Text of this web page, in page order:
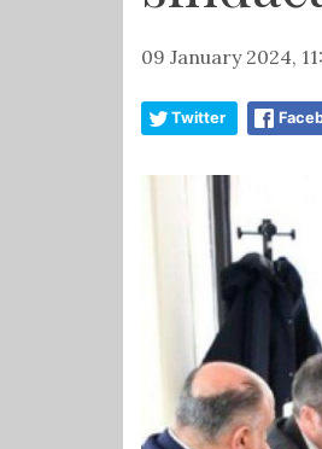
09 January 2024,
Twitter